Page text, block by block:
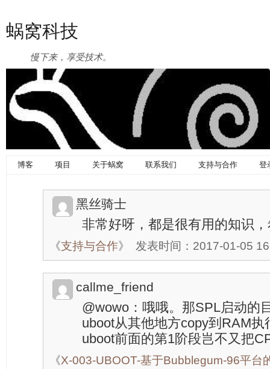
蜗窝科技
慢下来，享受技术。
博客 项目 关于蜗窝 联系我们 支持与合作 登
黑丝骑士
非常好呀，都是很有用的知识
《支持与合作》 发表时间：2017-01-05
callme_friend
@wowo：哦哦。那SPL启动的
uboot从其他地方copy到RAM
uboot前面的第1阶段岂不又把
《X-003-UBOOT-基于Bubblegum-96平台